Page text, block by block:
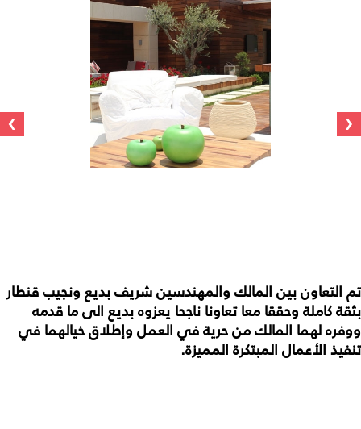
‹
›
تم التعاون بين المالك والمهندسين شريف بديع ونجيب قنطار
بثقة كاملة وحققا معا تعاونا ناجحا يعزوه بديع الى ما قدمه
ووفره لهما المالك من حرية في العمل وإطلاق خيالهما في
تنفيذ الأعمال المبتكرة المميزة.